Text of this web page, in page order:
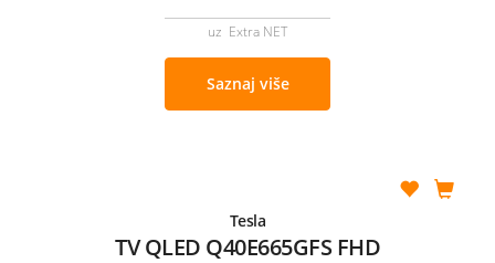
uz Extra NET
Saznaj više
Tesla
TV QLED Q40E665GFS FHD